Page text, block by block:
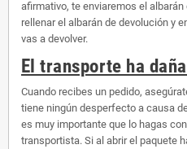
afirmativo, te enviaremos el
rellenar el albarán de devolución y
vas a devolver.
El transporte ha
Cuando recibes un pedido,
tiene ningún desperfecto a causa
es muy importante que lo hagas
transportista. Si al abrir el paquete